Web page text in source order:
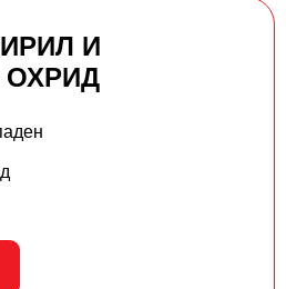
И
ОХРИД